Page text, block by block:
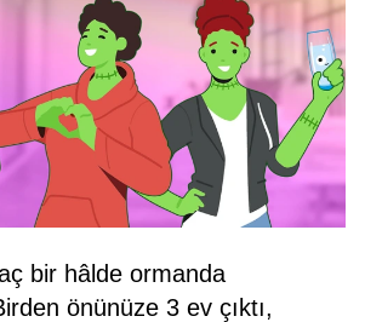
bir hâlde ormanda
önünüze 3 ev çıktı,